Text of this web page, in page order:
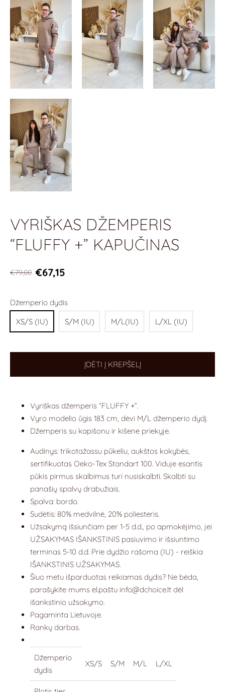
VYRIŠKAS DŽEMPERIS
“FLUFFY +” KAPUČINAS
€79,00 €67,15
Džemperio dydis
XS/S (IU)
S/M (IU) M/L(IU) L/XL (IU)
ĮDĖTI Į KREPŠELĮ
Vyriškas džemperis “FLUFFY +”.
Vyro modelio ūgis 183 cm, dėvi M/L džemperio dydį.
Džemperis su kapišonu ir kišene priekyje.
Audinys: trikotažassu pūkeliu, aukštos kokybės,
sertifikuotas Oeko-Tex Standart 100. Viduje esantis
pūkis pirmus skalbimus turi nusiskalbti. Skalbti su
panašių spalvų drabužiais.
Spalva: bordo.
Sudėtis: 80% medvilnė, 20% poliesteris.
Užsakymą išsiunčiam per 1-5 d.d., po apmokėjimo, jei
UŽSAKYMAS IŠANKSTINIS pasiuvimo ir išsiuntimo
terminas 5-10 d.d. Prie dydžio rašoma (IU) - reiškia
IŠANKSTINIS UŽSAKYMAS.
Šiuo metu išparduotas reikiamas dydis? Ne bėda,
parašykite mums el.paštu info@dchoice.lt dėl
išankstinio užsakymo.
Pagaminta Lietuvoje.
Rankų darbas.
Džemperio
dydis
XS/S S/M M/L L/XL